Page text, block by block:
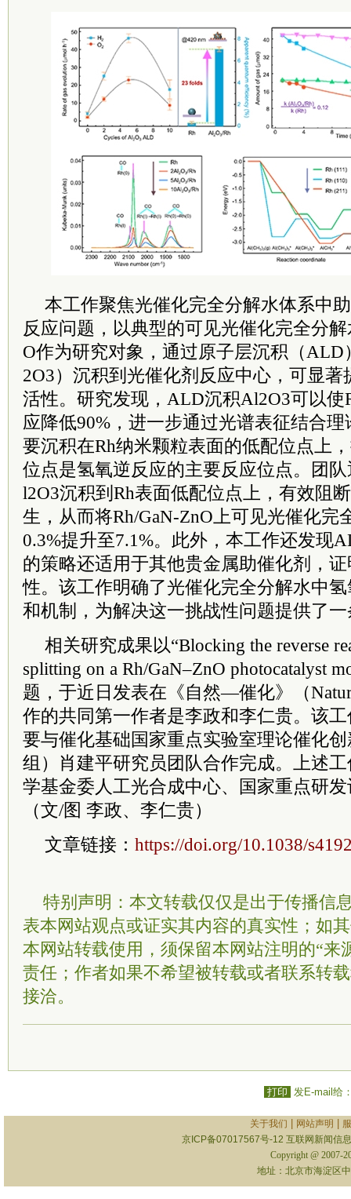
本工作聚焦光催化完全分解水体系中
反应问题，以典型的可见光催化完全分
O作为研究对象，通过原子层沉积（
2O3）沉积到光催化剂反应中心，可显
活性。研究发现，ALD沉积Al2O3可以使
应降低90%，进一步通过光谱表征结合
要沉积在Rh纳米颗粒表面的低配位点上
位点是氢氧逆反应的主要反应位点。团
l2O3沉积到Rh表面低配位点上，有效阻
生，从而将Rh/GaN-ZnO上可见光催化完
0.3%提升至7.1%。此外，本工作还发现
的策略还适用于其他贵金属助催化剂，
性。该工作明确了光催化完全分解水中
和机制，为解决这一挑战性问题提供了
相关研究成果以“Blocking the reverse
splitting on a Rh/GaN–ZnO photocatalyst
题，于近日发表在《自然—催化》（
作的共同第一作者是李政和李仁贵。该
要与催化基础国家重点实验室理论催化
组）肖建平研究员团队合作完成。上述
学基金委人工光合成中心、国家重点研
（文/图 李政、李仁贵）
文章链接： https://doi.org/10.1038/
特别声明：本文转载仅仅是出于传播信
表本网站观点或证实其内容的真实性；如
本网站转载使用，须保留本网站注明的“来
责任；作者如果不希望被转载或者联系转
接洽。
打印 发E-mail给
关于我们 网站声明
京ICP备07017567号-12 互联网新闻信
Copyright @ 2007-
地址：北京市海淀区